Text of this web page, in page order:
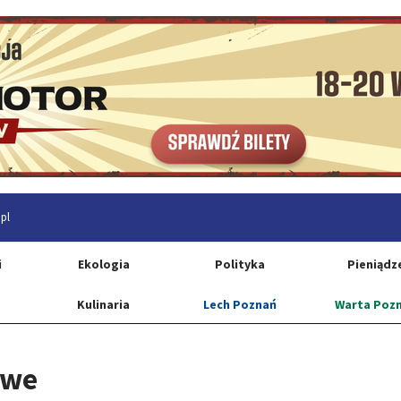
Ekologia Polityka
Kulinaria Lech Poznań Warta